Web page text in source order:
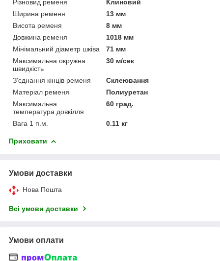
Різновид ременя
Клиновий
Ширина ременя
13 мм
Висота ременя
8 мм
Довжина ременя
1018 мм
Мінімальний діаметр шківа
71 мм
Максимальна окружна
швидкість
30 м/сек
З'єднання кінців ременя
Склеювання
Матеріал ременя
Полиуретан
Максимальна
температура довкілля
60 град.
Вага 1 п.м. 0.11 кг
Приховати
Умови доставки
Нова Пошта
Всі умови доставки
Умови оплати